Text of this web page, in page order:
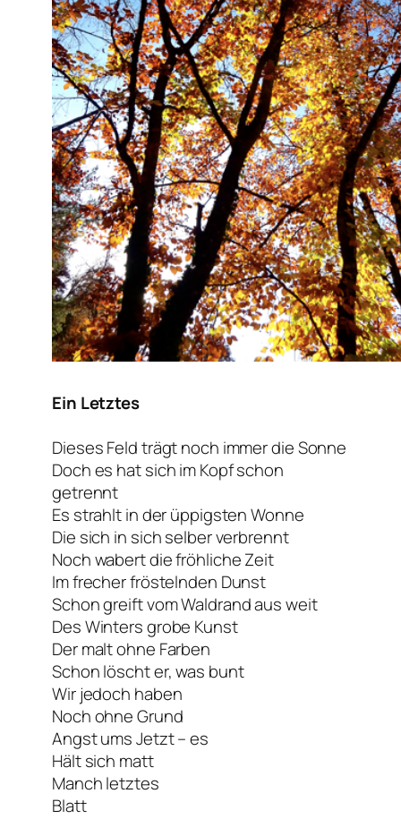
Ein Letztes
Dieses Feld trägt noch immer die Sonne
Doch es hat sich im Kopf schon
getrennt
Es strahlt in der üppigsten Wonne
Die sich in sich selber verbrennt
Noch wabert die fröhliche Zeit
Im frecher fröstelnden Dunst
Schon greift vom Waldrand aus weit
Des Winters grobe Kunst
Der malt ohne Farben
Schon löscht er, was bunt
Wir jedoch haben
Noch ohne Grund
Angst ums Jetzt – es
Hält sich matt
Manch letztes
Blatt